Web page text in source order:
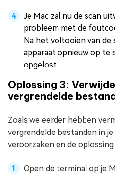
Je Mac zal nu de scan
probleem met de
Na het voltooien van de
apparaat opnieuw op te
opgelost.
Oplossing 3:
vergrendelde
Zoals we eerder hebben
vergrendelde bestanden in
veroorzaken en de
Open de terminal op je